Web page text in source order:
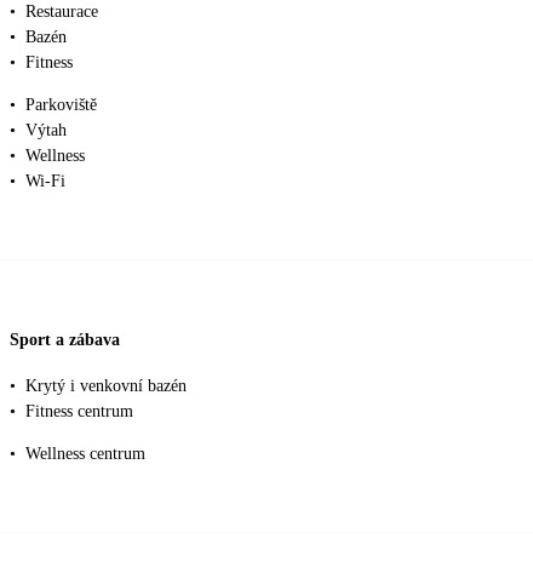
• Restaurace
• Bazén
• Fitness
• Parkoviště
• Výtah
• Wellness
• Wi-Fi
Sport a zábava
• Krytý i venkovní bazén
• Fitness centrum
• Wellness centrum